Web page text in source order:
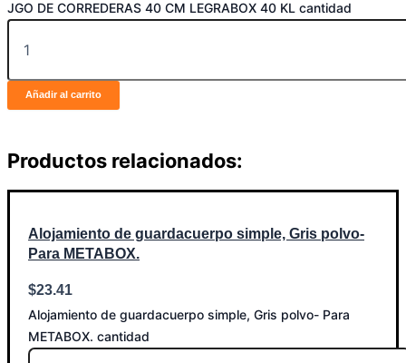
JGO DE CORREDERAS 40 CM LEGRABOX 40 KL cantidad
Añadir al carrito
Productos relacionados:
Alojamiento de guardacuerpo simple, Gris polvo-
Para METABOX.
$23.41
Alojamiento de guardacuerpo simple, Gris polvo- Para
METABOX. cantidad